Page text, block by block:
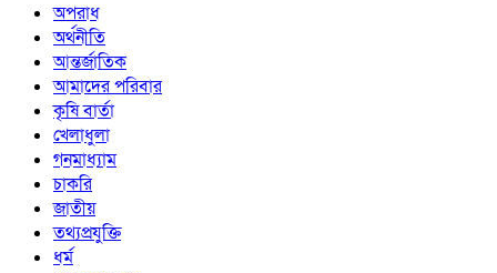
অপরাধ
অর্থনীতি
আন্তর্জাতিক
আমাদের পরিবার
কৃষি বার্তা
খেলাধুলা
গনমাধ্যাম
চাকরি
জাতীয়
তথ্যপ্রযুক্তি
ধর্ম